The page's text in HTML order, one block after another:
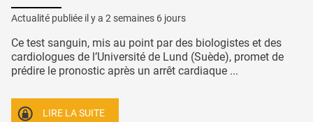
Actualité publiée il y a 2 semaines 6 jours
Ce test sanguin, mis au point par des biologistes et des
cardiologues de l’Université de Lund (Suède), promet de
prédire le pronostic après un arrêt cardiaque ...
LIRE LA SUITE